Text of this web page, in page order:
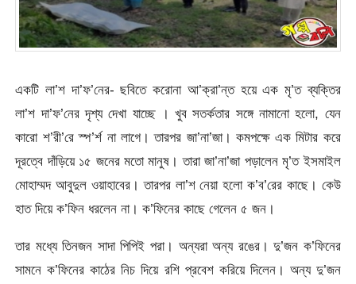
একটি লা’শ দা’ফ’নের- ছবিতে করোনা আ’ক্রা’ন্ত হয়ে এক মৃ’ত ব্যক্তির
লা’শ দা’ফ’নের দৃশ্য দেখা যাচ্ছে । খুব সতর্কতার সঙ্গে নামানো হলো, যেন
কারো শ’রী’রে স্প’র্শ না লাগে। তারপর জা’না’জা। কমপক্ষে এক মিটার করে
দূরত্বে দাঁড়িয়ে ১৫ জনের মতো মানুষ। তারা জা’না’জা পড়ালেন মৃ’ত ইসমাইল
মোহাম্মদ আবুদুল ওয়াহাবের। তারপর লা’শ নেয়া হলো ক’ব’রের কাছে। কেউ
হাত দিয়ে ক’ফিন ধরলেন না। ক’ফিনের কাছে গেলেন ৫ জন।
তার মধ্যে তিনজন সাদা পিপিই পরা। অন্যরা অন্য রঙের। দু’জন ক’ফিনের
সামনে ক’ফিনের কাঠের নিচ দিয়ে রশি প্রবেশ করিয়ে দিলেন। অন্য দু’জন